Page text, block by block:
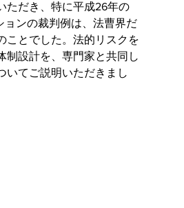
ただき、特に平成26年の
ョンの裁判例は、法曹界だ
ことでした。法的リスクを
制設計を、専門家と共同し
いてご説明いただきまし